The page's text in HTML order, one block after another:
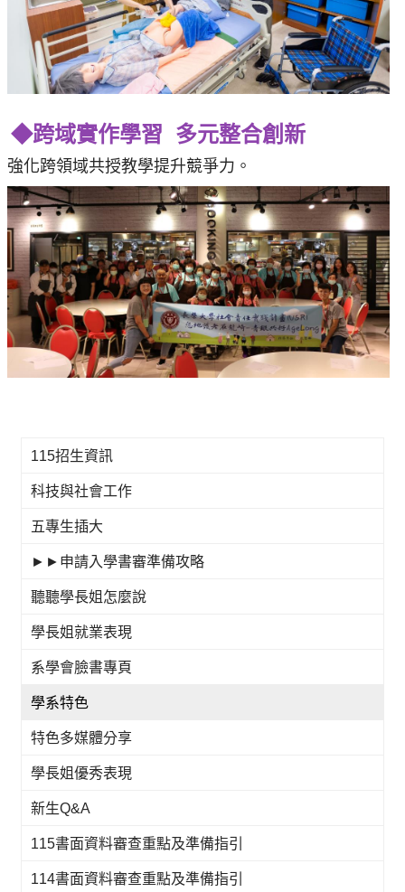
◆跨域實作學習 多元整合創新
強化跨領域共授教學提升競爭力。
115招生資訊
科技與社會工作
五專生插大
►►申請入學書審準備攻略
聽聽學長姐怎麼說
學長姐就業表現
系學會臉書專頁
學系特色
特色多媒體分享
學長姐優秀表現
新生Q&A
115書面資料審查重點及準備指引
114書面資料審查重點及準備指引